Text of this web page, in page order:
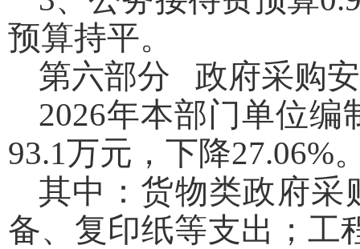
预算持平。
第六部分 政府采购
2026年本部门单位编
93.1万元，下降27.06%
其中：货物类政府采
备、复印纸等支出；工